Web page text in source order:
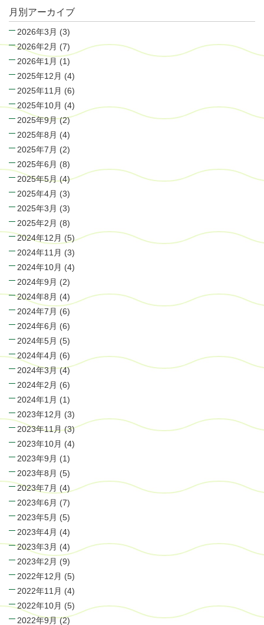
月別アーカイブ
2026年3月 (3)
2026年2月 (7)
2026年1月 (1)
2025年12月 (4)
2025年11月 (6)
2025年10月 (4)
2025年9月(2)
2025年8月 (4)
2025年7月 (2)
2025年6月 (8)
2025年5月(4)
2025年4月 (3)
2025年3月 (3)
2025年2月 (8)
2024年12月 (5)
2024年11月 (3)
2024年10月 (4)
2024年9月 (2)
2024年8月 (4)
2024年7月 (6)
2024年6月 (6)
2024年5月 (5)
2024年4月 (6)
2024年3月(4)
2024年2月 (6)
2024年1月 (1)
2023年12月 (3)
2023年11月(3)
2023年10月 (4)
2023年9月 (1)
2023年8月 (5)
2023年7月 (4)
2023年6月 (7)
2023年5月 (5)
2023年4月 (4)
2023年3月 (4)
2023年2月 (9)
2022年12月 (5)
2022年11月 (4)
2022年10月 (5)
2022年9月(2)